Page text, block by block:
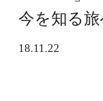
今を知る
18.11.22